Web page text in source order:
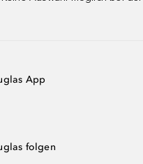
App
folgen